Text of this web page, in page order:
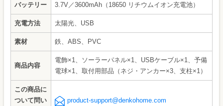
バッテリー 3.7V／3600mAh（18650 リチウムイオン充電池）
充電方法 太陽光、USB
素材 鉄、ABS、PVC
商品内容
電飾×1、ソーラーパネル×1、USBケーブル×1、予備
電球×1、取付用部品（ネジ・アンカー×3、支柱×1）
この商品に
ついて問い
product-support@denkohome.com